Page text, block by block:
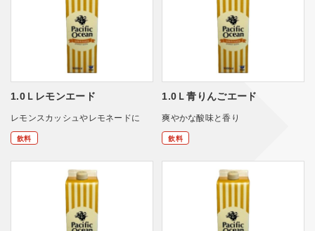
1.0Ｌレモンエード
レモンスカッシュやレモネードに
飲料
1.0Ｌ青りんごエード
爽やかな酸味と香り
飲料